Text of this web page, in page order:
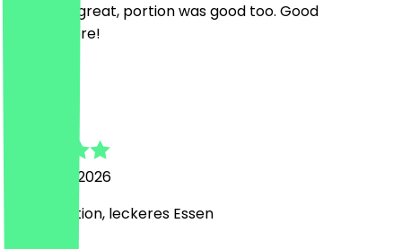
Food was great, portion was good too. Good
atmosphere!
28 March 2026
tolle Location, leckeres Essen